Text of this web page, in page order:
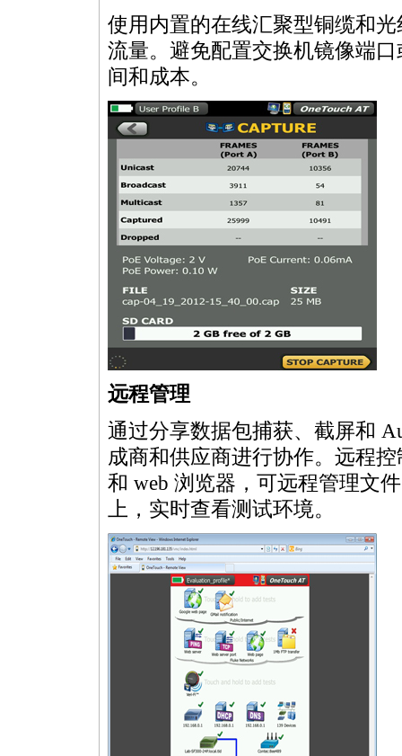
使用内置的在线汇聚型铜缆和
流量。避免配置交换机镜像端
间和成本。
远程管理
通过分享数据包捕获、截屏和
成商和供应商进行协作。远程
和 web 浏览器，可远程管理文
上，实时查看测试环境。